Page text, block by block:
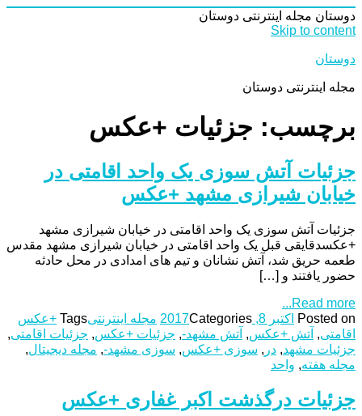
دوستان مجله اینترنتی دوستان
Skip to content
دوستان
مجله اینترنتی دوستان
برچسب: جزئیات +عکس
جزئیات آتش سوزی یک واحد اقامتی در
خیابان شیرازی مشهد +عکس
جزئیات آتش سوزی یک واحد اقامتی در خیابان شیرازی مشهد
+عکسدقایقی قبل یک واحد اقامتی در خیابان شیرازی مشهد مقدس
طعمه حریق شد، آتش نشانان و تیم های امدادی در محل حادثه
حضور یافتند و […]
Read more...
Posted on اکتبر 8, 2017 Categories مجله اینترنتیTags +عکس
اقامتی, آتش +عکس, آتش مشهد-, جزئیات +عکس, جزئیات اقامتی,
جزئیات مشهد, در , سوزی +عکس, سوزی مشهد-, مجله دیجیتال,
مجله هفته, واحد
جزئیات درگذشت اکبر غفاری +عکس